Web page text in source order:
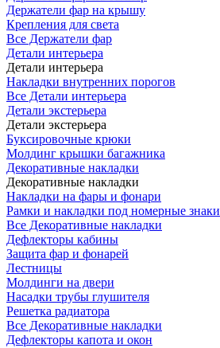
Держатели фар на крышу
Крепления для света
Все Держатели фар
Детали интерьера
Детали интерьера
Накладки внутренних порогов
Все Детали интерьера
Детали экстерьера
Детали экстерьера
Буксировочные крюки
Молдинг крышки багажника
Декоративные накладки
Декоративные накладки
Накладки на фары и фонари
Рамки и накладки под номерные знаки
Все Декоративные накладки
Дефлекторы кабины
Защита фар и фонарей
Лестницы
Молдинги на двери
Насадки трубы глушителя
Решетка радиатора
Все Декоративные накладки
Дефлекторы капота и окон